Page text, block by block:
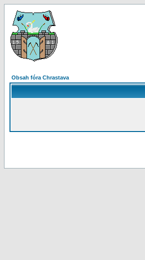
Obsah fóra Chrastava